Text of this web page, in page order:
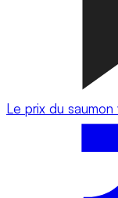
Le prix du saumon